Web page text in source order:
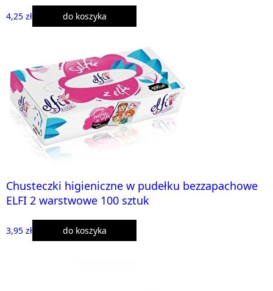
4,25 zł do koszyka
Chusteczki higieniczne w pudełku bezzapachowe
ELFI 2 warstwowe 100 sztuk
3,95 zł do koszyka